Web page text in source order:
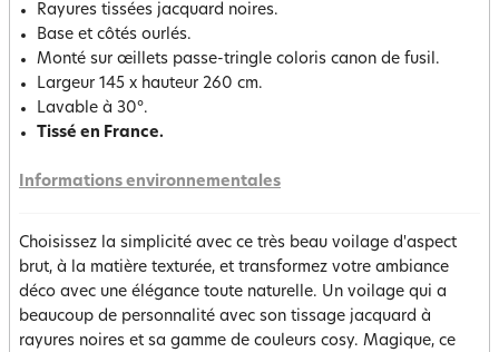
Rayures tissées jacquard noires.
Base et côtés ourlés.
Monté sur œillets passe-tringle coloris canon de fusil.
Largeur 145 x hauteur 260 cm.
Lavable à 30°.
Tissé en France.
Informations environnementales
Choisissez la simplicité avec ce très beau voilage d'aspect
brut, à la matière texturée, et transformez votre ambiance
déco avec une élégance toute naturelle. Un voilage qui a
beaucoup de personnalité avec son tissage jacquard à
rayures noires et sa gamme de couleurs cosy. Magique, ce